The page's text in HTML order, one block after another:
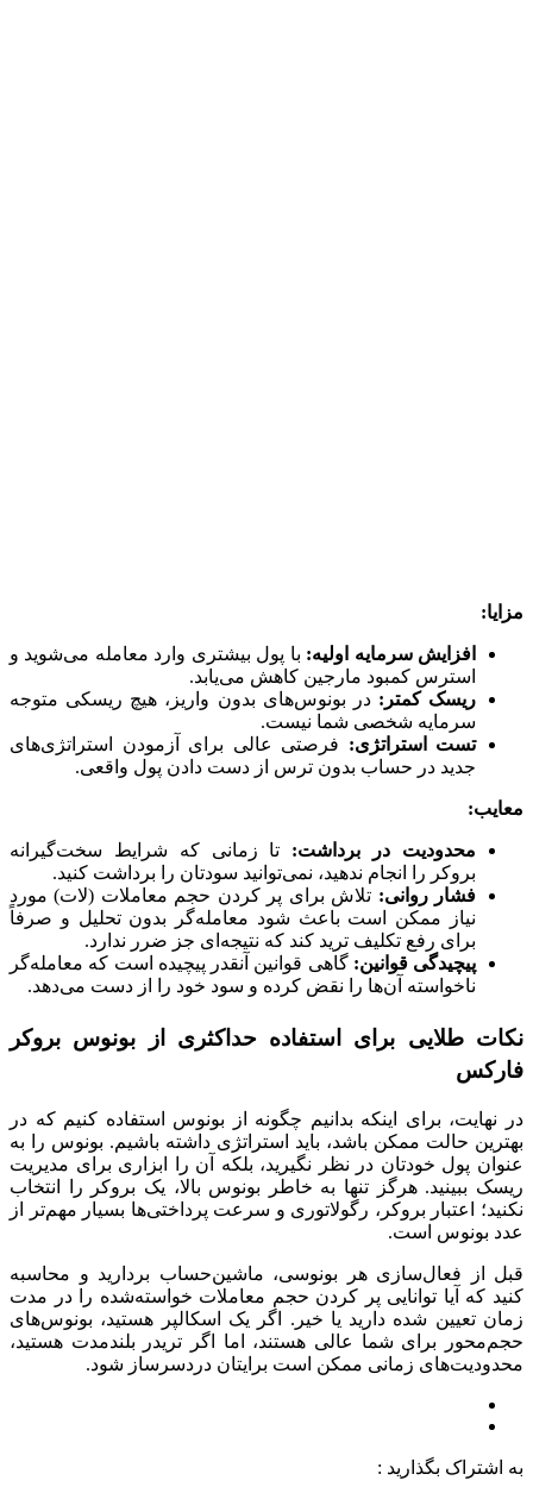
مزایا:
افزایش سرمایه اولیه: با پول بیشتری وارد معامله می‌شوید و
استرس کمبود مارجین کاهش می‌یابد.
ریسک کمتر: در بونوس‌های بدون واریز، هیچ ریسکی متوجه
سرمایه شخصی شما نیست.
تست استراتژی: فرصتی عالی برای آزمودن استراتژی‌های
جدید در حساب بدون ترس از دست دادن پول واقعی.
معایب:
محدودیت در برداشت: تا زمانی که شرایط سخت‌گیرانه
بروکر را انجام ندهید، نمی‌توانید سودتان را برداشت کنید.
فشار روانی: تلاش برای پر کردن حجم معاملات (لات) مورد
نیاز ممکن است باعث شود معامله‌گر بدون تحلیل و صرفاً
برای رفع تکلیف ترید کند که نتیجه‌ای جز ضرر ندارد.
پیچیدگی قوانین: گاهی قوانین آنقدر پیچیده است که معامله‌گر
ناخواسته آن‌ها را نقض کرده و سود خود را از دست می‌دهد.
نکات طلایی برای استفاده حداکثری از بونوس بروکر
فارکس
در نهایت، برای اینکه بدانیم چگونه از بونوس استفاده کنیم که در
بهترین حالت ممکن باشد، باید استراتژی داشته باشیم. بونوس را به
عنوان پول خودتان در نظر نگیرید، بلکه آن را ابزاری برای مدیریت
ریسک ببینید. هرگز تنها به خاطر بونوس بالا، یک بروکر را انتخاب
نکنید؛ اعتبار بروکر، رگولاتوری و سرعت پرداختی‌ها بسیار مهم‌تر از
عدد بونوس است.
قبل از فعال‌سازی هر بونوسی، ماشین‌حساب بردارید و محاسبه
کنید که آیا توانایی پر کردن حجم معاملات خواسته‌شده را در مدت
زمان تعیین شده دارید یا خیر. اگر یک اسکالپر هستید، بونوس‌های
حجم‌محور برای شما عالی هستند، اما اگر تریدر بلندمدت هستید،
محدودیت‌های زمانی ممکن است برایتان دردسرساز شود.
به اشتراک بگذارید :